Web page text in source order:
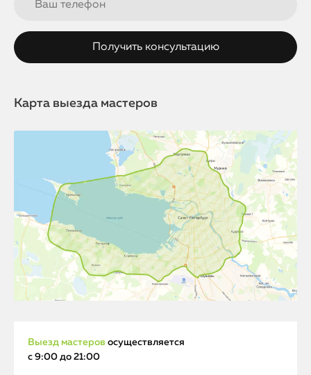
Карта выезда мастеров
Выезд мастеров осуществляется
с 9:00 до 21:00